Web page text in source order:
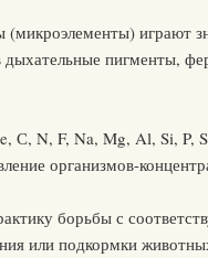
играют
пигменты,
С, N, F, Na, Mg, Al, Si,
организмов-
борьбы с
или подкормки